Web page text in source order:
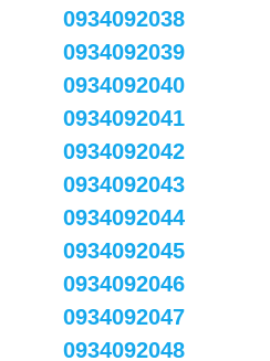
0934092038
0934092039
0934092040
0934092041
0934092042
0934092043
0934092044
0934092045
0934092046
0934092047
0934092048